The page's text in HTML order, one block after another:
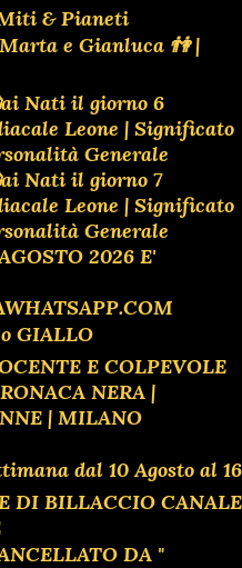
& Pianeti
e Gianluca 👫 |
Nati il giorno 6
Leone | Significato
Generale
Nati il giorno 7
Leone | Significato
Generale
2026 E'
GIALLO
E COLPEVOLE
NERA |
| MILANO
dal 10 Agosto al 16
DI BILLACCIO CANALE
DA "